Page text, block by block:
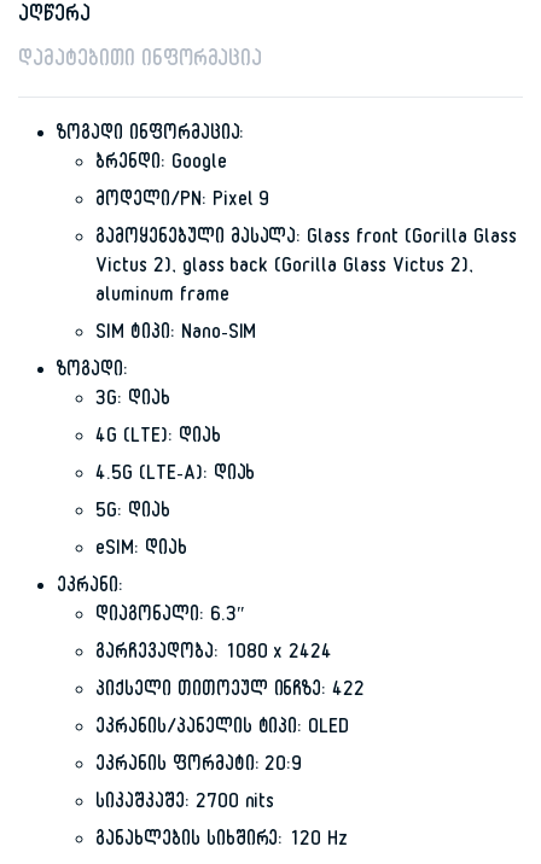
აღწერა
დამატებითი ინფორმაცია
ზოგადი ინფორმაცია:
ბრენდი: Google
მოდელი/PN: Pixel 9
გამოყენებული მასალა: Glass front (Gorilla Glass
Victus 2), glass back (Gorilla Glass Victus 2),
aluminum frame
SIM ტიპი: Nano-SIM
ზოგადი:
3G: დიახ
4G (LTE): დიახ
4.5G (LTE-A): დიახ
5G: დიახ
eSIM: დიახ
ეკრანი:
დიაგონალი: 6.3″
გარჩევადობა: 1080 x 2424
პიქსელი თითოეულ ინჩზე: 422
ეკრანის/პანელის ტიპი: OLED
ეკრანის ფორმატი: 20:9
სიკაშკაშე: 2700 nits
განახლების სიხშირე: 120 Hz